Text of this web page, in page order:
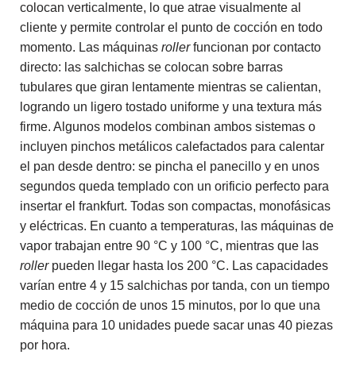
colocan verticalmente, lo que atrae visualmente al
cliente y permite controlar el punto de cocción en todo
momento. Las máquinas rollerfuncionan por contacto
directo: las salchichas se colocan sobre barras
tubulares que giran lentamente mientras se calientan,
logrando un ligero tostado uniforme y una textura más
firme. Algunos modelos combinan ambos sistemas o
incluyen pinchos metálicos calefactados para calentar
el pan desde dentro: se pincha el panecillo y en unos
segundos queda templado con un orificio perfecto para
insertar el frankfurt. Todas son compactas, monofásicas
y eléctricas. En cuanto a temperaturas, las máquinas de
vapor trabajan entre 90 °C y 100 °C, mientras que las
rollerpueden llegar hasta los 200 °C. Las capacidades
varían entre 4 y 15 salchichas por tanda, con un tiempo
medio de cocción de unos 15 minutos, por lo que una
máquina para 10 unidades puede sacar unas 40 piezas
por hora.